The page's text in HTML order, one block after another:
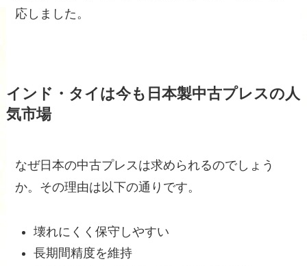
応しました。
インド・タイは今も日本製中古プレスの人
気市場
なぜ日本の中古プレスは求められるのでしょう
か。その理由は以下の通りです。
壊れにくく保守しやすい
長期間精度を維持